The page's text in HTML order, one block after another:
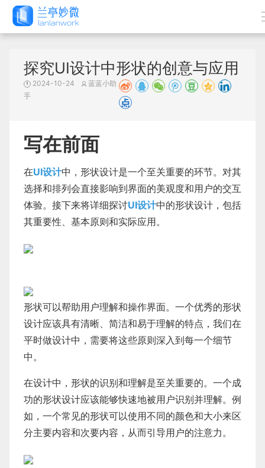
探究UI设计中形状的创意与应用
2024-10-24
蓝蓝小助
手
写在前面
在UI设计中，形状设计是一个至关重要的环节。对其
选择和排列会直接影响到界面的美观度和用户的交互
体验。接下来将详细探讨UI设计中的形状设计，包括
其重要性、基本原则和实际应用。
形状可以帮助用户理解和操作界面。一个优秀的形状
设计应该具有清晰、简洁和易于理解的特点，我们在
平时做设计中，需要将这些原则深入到每一个细节
中。
在设计中，形状的识别和理解是至关重要的。一个成
功的形状设计应该能够快速地被用户识别并理解。例
如，一个常见的形状可以使用不同的颜色和大小来区
分主要内容和次要内容，从而引导用户的注意力。